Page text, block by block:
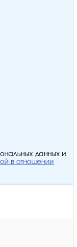
данных и
в отношении